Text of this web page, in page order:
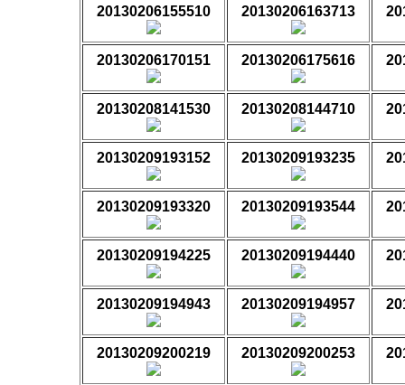
20130206155510 20130206163713
20130206170151 20130206175616
20130208141530 20130208144710
20130209193152 20130209193235
20130209193320 20130209193544
20130209194225 20130209194440
20130209194943 20130209194957
20130209200219 20130209200253